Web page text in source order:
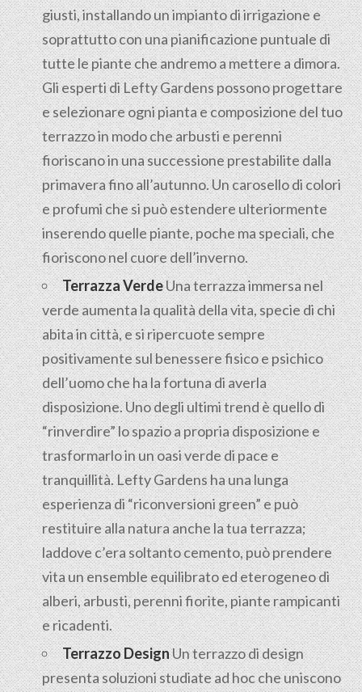
giusti, installando un impianto di irrigazione e
soprattutto con una pianificazione puntuale di
tutte le piante che andremo a mettere a dimora.
Gli esperti di Lefty Gardens possono progettare
e selezionare ogni pianta e composizione del tuo
terrazzo in modo che arbusti e perenni
fioriscano in una successione prestabilite dalla
primavera fino all’autunno. Un carosello di colori
e profumi che si può estendere ulteriormente
inserendo quelle piante, poche ma speciali, che
fioriscono nel cuore dell’inverno.
Terrazza VerdeUna terrazza immersa nel
verde aumenta la qualità della vita, specie di chi
abita in città, e si ripercuote sempre
positivamente sul benessere fisico e psichico
dell’uomo che ha la fortuna di averla
disposizione. Uno degli ultimi trend è quello di
“rinverdire” lo spazio a propria disposizione e
trasformarlo in un oasi verde di pace e
tranquillità. Lefty Gardens ha una lunga
esperienza di “riconversioni green” e può
restituire alla natura anche la tua terrazza;
laddove c’era soltanto cemento, può prendere
vita un ensemble equilibrato ed eterogeneo di
alberi, arbusti, perenni fiorite, piante rampicanti
e ricadenti.
Terrazzo DesignUn terrazzo di design
presenta soluzioni studiate ad hoc che uniscono